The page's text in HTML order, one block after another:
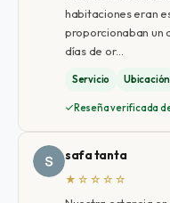
habitaciones eran
proporcionaban un
días de or…
Servicio Ubicación
Reseña verificada
safa tanta
★☆☆☆☆